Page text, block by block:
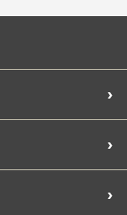
›
›
›